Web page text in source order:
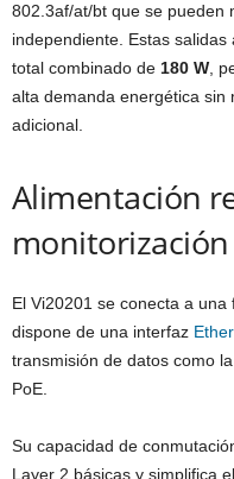
802.3af/at/bt que se pueden
independiente. Estas salidas
total combinado de 180 W ,
alta demanda energética sin
adicional.
Alimentación
El Vi20201 se conecta a
dispone de una interfaz
transmisión de datos como
PoE.
Su capacidad de
Layer 2 básicas y simplifica